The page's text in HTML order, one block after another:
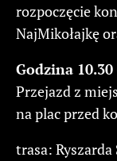
rozpoczęcie
NajMikołajkę
Godzina 10.30
Przejazd z
na plac przed
trasa: Ryszarda